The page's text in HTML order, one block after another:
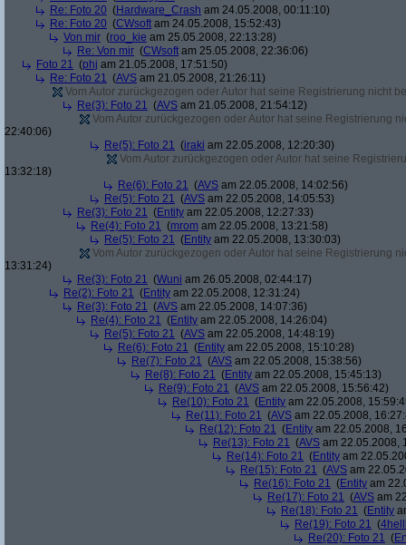
Re: Foto 20 (Hardware_Crash am 24.05.2008, 00:11:10)
Re: Foto 20 (CWsoft am 24.05.2008, 15:52:43)
Von mir (roo_kie am 25.05.2008, 22:13:28)
Re: Von mir (CWsoft am 25.05.2008, 22:36:06)
Foto 21 (phj am 21.05.2008, 17:51:50)
Re: Foto 21 (AVS am 21.05.2008, 21:26:11)
Vom Autor zurückgezogen oder Autor hat seine Registrierung nicht
Re(3): Foto 21 (AVS am 21.05.2008, 21:54:12)
Vom Autor zurückgezogen oder Autor hat seine Registrierung
22:40:06)
Re(5): Foto 21 (iraki am 22.05.2008, 12:20:30)
Vom Autor zurückgezogen oder Autor hat seine
13:32:18)
Re(6): Foto 21 (AVS am 22.05.2008, 14:02:56)
Re(5): Foto 21 (AVS am 22.05.2008, 14:05:53)
Re(3): Foto 21 (Entity am 22.05.2008, 12:27:33)
Re(4): Foto 21 (mrom am 22.05.2008, 13:21:58)
Re(5): Foto 21 (Entity am 22.05.2008, 13:30:03)
Vom Autor zurückgezogen oder Autor hat seine Registrierung
13:31:24)
Re(3): Foto 21 (Wuni am 26.05.2008, 02:44:17)
Re(2): Foto 21 (Entity am 22.05.2008, 12:31:24)
Re(3): Foto 21 (AVS am 22.05.2008, 14:07:36)
Re(4): Foto 21 (Entity am 22.05.2008, 14:26:04)
Re(5): Foto 21 (AVS am 22.05.2008, 14:48:19)
Re(6): Foto 21 (Entity am 22.05.2008, 15:10:28)
Re(7): Foto 21 (AVS am 22.05.2008, 15:38:56)
Re(8): Foto 21 (Entity am 22.05.2008, 15:45:13)
Re(9): Foto 21 (AVS am 22.05.2008, 15:56:42)
Re(10): Foto 21 (Entity am 22.05.2008,
Re(11): Foto 21 (AVS am 22.05.2008,
Re(12): Foto 21 (Entity am 22.05.2008,
Re(13): Foto 21 (AVS am 22.05.2008,
Re(14): Foto 21 (Entity am
Re(15): Foto 21 (AVS am
Re(16): Foto 21 (Entity am
Re(17): Foto 21 (AVS am
Re(18): Foto 21 (Entity
Re(19): Foto 21 (
Re(20): Foto 21 (